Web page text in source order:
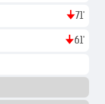
71'
61'